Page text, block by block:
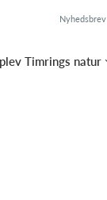
Nyhedsbrev
Timrings natur